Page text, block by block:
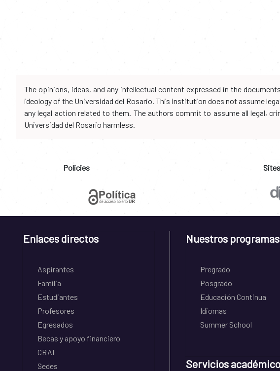
The opinions, ideas, and any intellectual content expressed in the
ideology of the Universidad del Rosario. This institution does not assume
any legal action related to them. The authors commit to assume all legal,
Universidad del Rosario harmless.
Policies Sites
Enlaces directos
Aspirantes
Familia
Estudiantes
Profesores
Egresados
Becas y apoyo financiero
CRAI
Sedes
Nuestros programas
Pregrado
Posgrado
Educación Continua
Idiomas
Summer School
Servicios